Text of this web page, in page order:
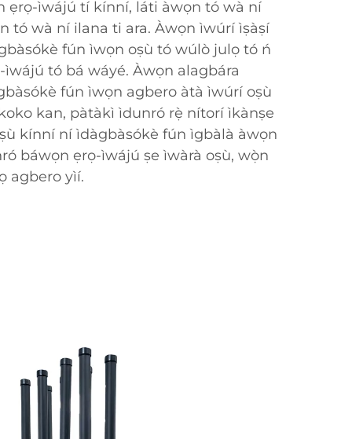
ẹrọ-ìwájú tí kínní, láti àwọn tó wà ní
tó wà ní ilana ti ara. Àwọn ìwúrí ìṣàṣí
fún ìwọn oṣù tó wúlò julọ tó ń
tó bá wáyé. Àwọn alagbára
fún ìwọn agbero àtà ìwúrí oṣù
kan, pàtàkì ìdunró rẹ̀ nítorí ìkànṣe
kínní ní ìdàgbàsókè fún ìgbàlà àwọn
báwọn ẹrọ-ìwájú ṣe ìwàrà oṣù, wọ̀n
agbero yìí.